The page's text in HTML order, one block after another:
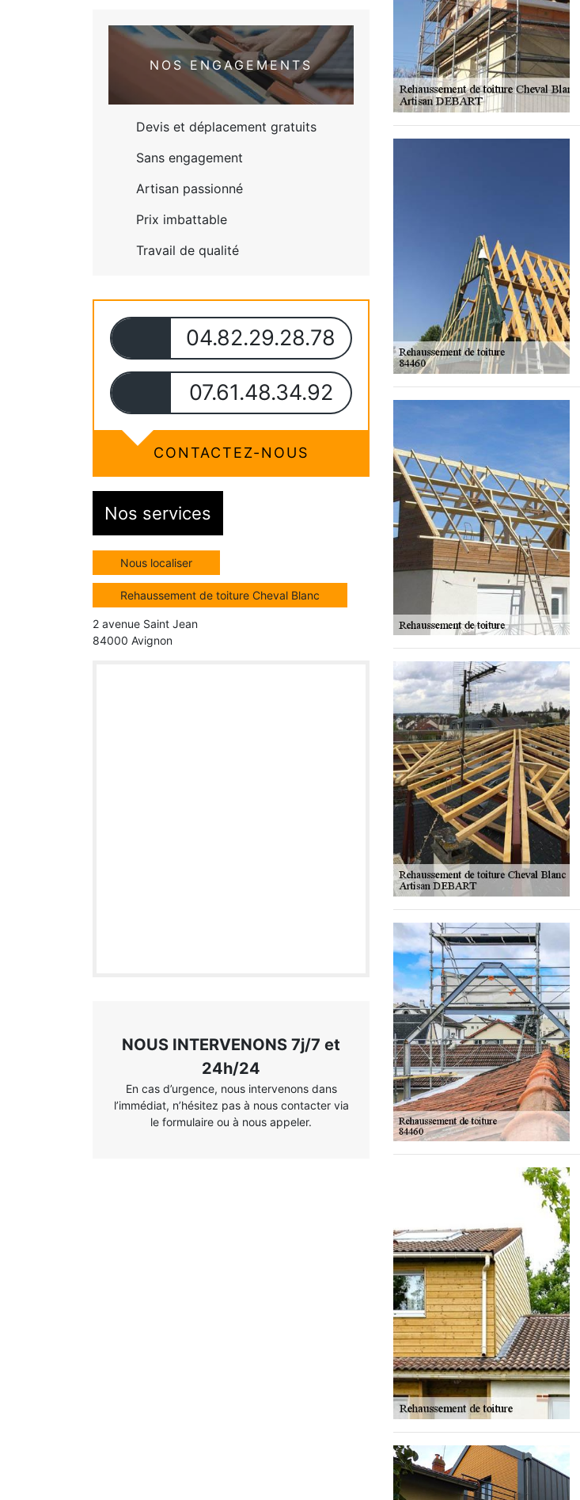
NOS ENGAGEMENTS
Devis et déplacement gratuits
Sans engagement
Artisan passionné
Prix imbattable
Travail de qualité
04.82.29.28.78
07.61.48.34.92
CONTACTEZ-NOUS
Nos services
Nous localiser
Rehaussement de toiture Cheval Blanc
2 avenue Saint Jean
84000 Avignon
NOUS INTERVENONS 7j/7 et
24h/24
En cas d’urgence, nous intervenons dans
l’immédiat, n’hésitez pas à nous contacter via
le formulaire ou à nous appeler.